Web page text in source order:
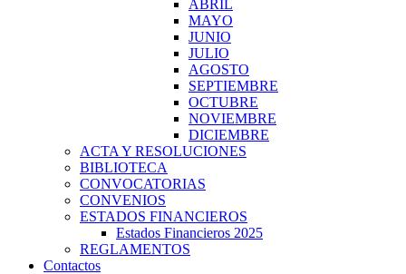
ABRIL
MAYO
JUNIO
JULIO
AGOSTO
SEPTIEMBRE
OCTUBRE
NOVIEMBRE
DICIEMBRE
ACTA Y RESOLUCIONES
BIBLIOTECA
CONVOCATORIAS
CONVENIOS
ESTADOS FINANCIEROS
Estados Financieros 2025
REGLAMENTOS
Contactos